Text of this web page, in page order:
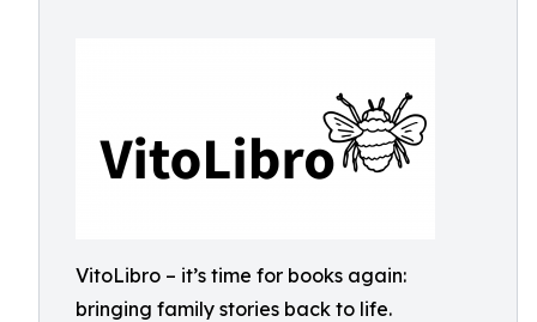
VitoLibro – it’s time for books again:
bringing family stories back to life.